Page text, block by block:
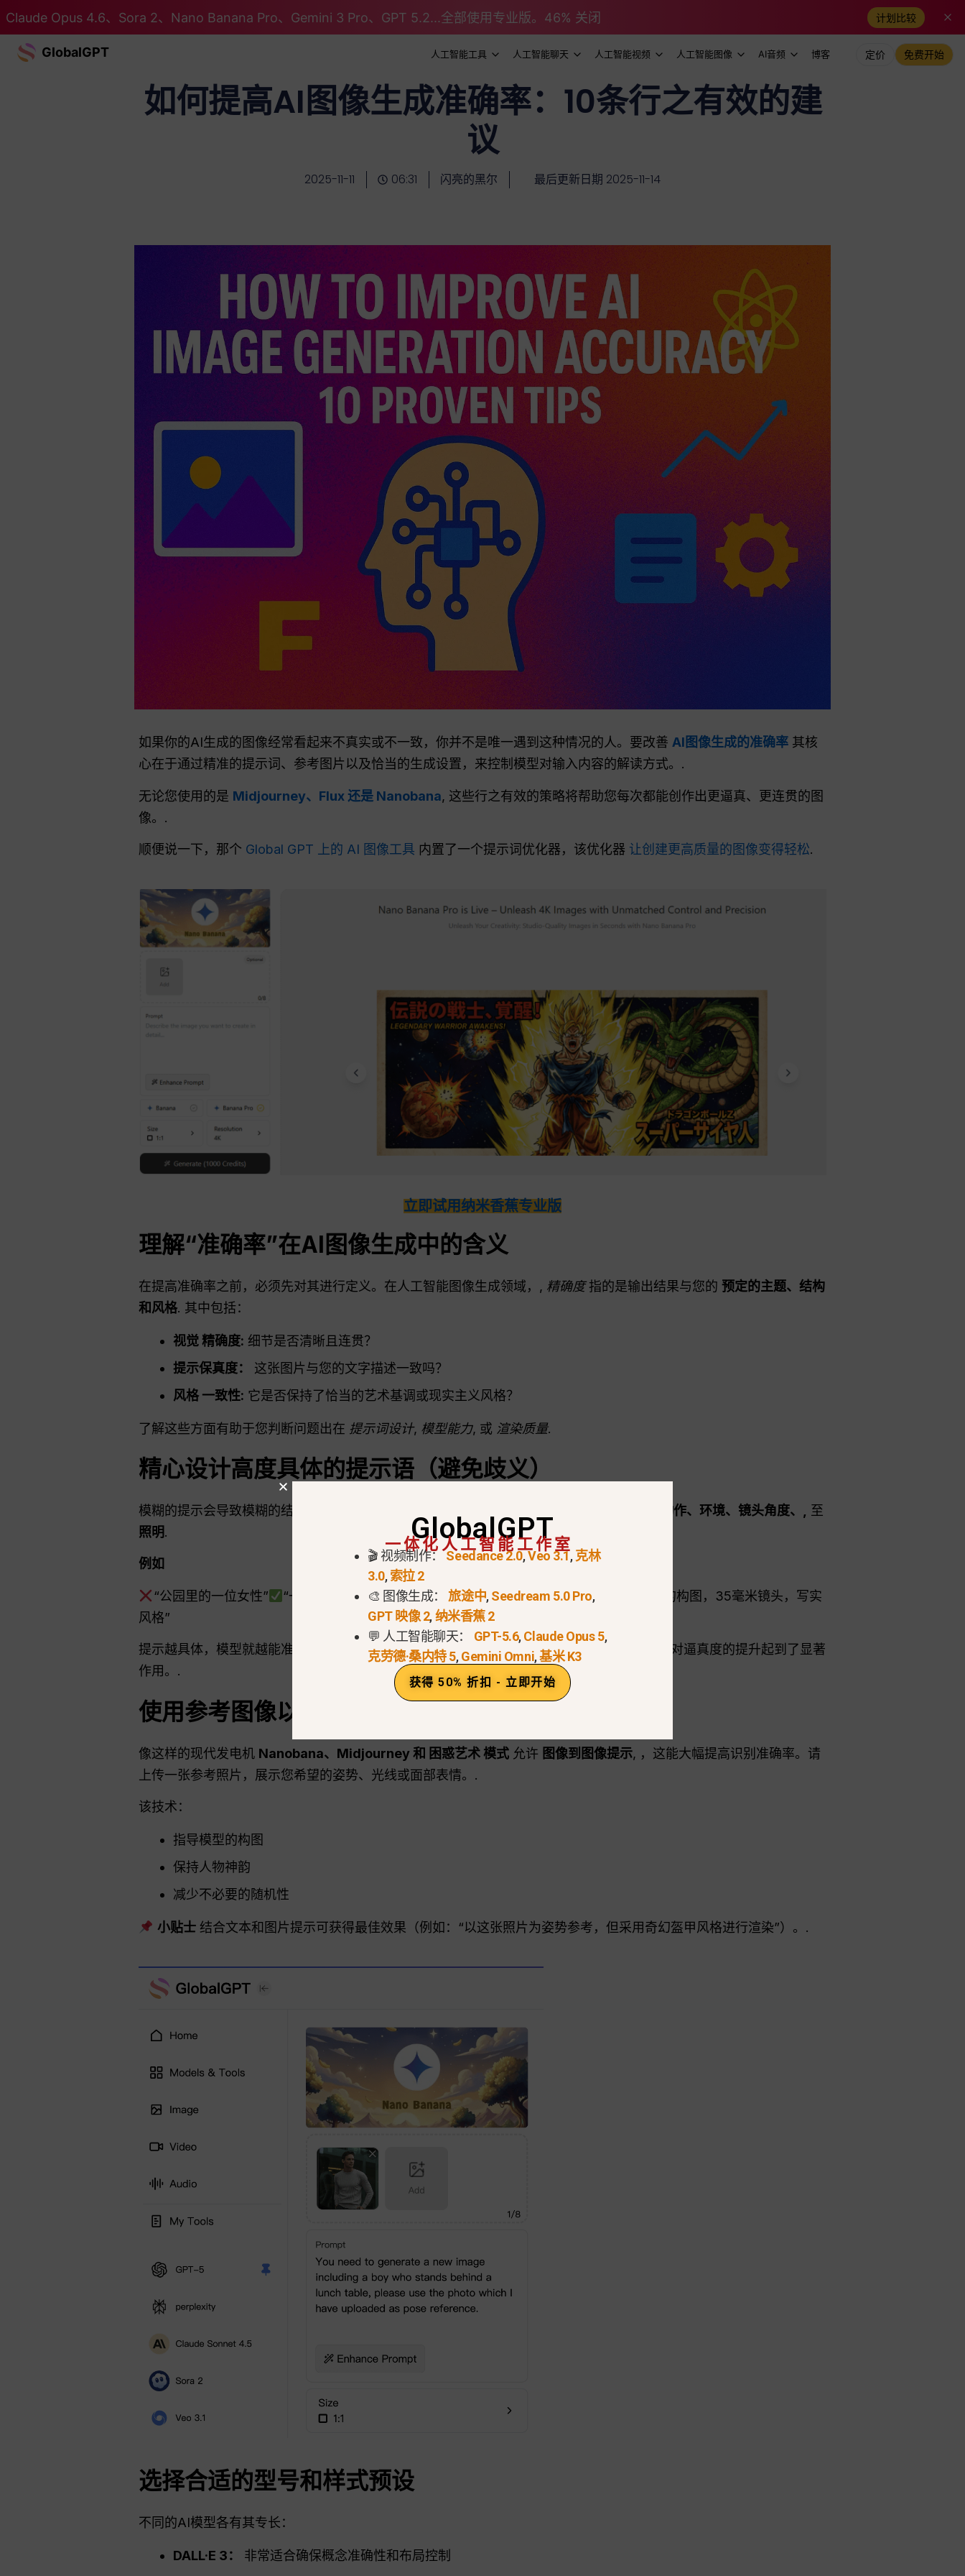
Claude Opus 4.6、Sora 2、Nano Banana Pro、Gemini 3 Pro、GPT 5.2...全部使用专业版。46% 关闭 计划比较
GlobalGPT 人工智能工具 人工智能聊天 人工智能视频 人工智能图像 AI音频 博客 定价 免费开始
如何提高AI图像生成准确率：10条行之有效的建
议
2025-11-11 06:31 闪亮的黑尔 最后更新日期 2025-11-14
如果你的AI生成的图像经常看起来不真实或不一致，你并不是唯一遇到这种情况的人。要改善 AI图像生成的准确率 其核
心在于通过精准的提示词、参考图片以及恰当的生成设置，来控制模型对输入内容的解读方式。.
无论您使用的是 Midjourney、Flux 还是 Nanobana, 这些行之有效的策略将帮助您每次都能创作出更逼真、更连贯的图
像。.
顺便说一下，那个 Global GPT 上的 AI 图像工具 内置了一个提示词优化器，该优化器 让创建更高质量的图像变得轻松.
立即试用纳米香蕉专业版
理解“准确率”在AI图像生成中的含义
在提高准确率之前，必须先对其进行定义。在人工智能图像生成领域，, 精确度指的是输出结果与您的 预定的主题、结构
和风格. 其中包括：
视觉精确度: 细节是否清晰且连贯？
提示保真度：
这张图片与您的文字描述一致吗？
风格 一致性: 它是否保持了恰当的艺术基调或现实主义风格？
了解这些方面有助于您判断问题出在 提示词设计, 模型能力, 或 渲染质量.
精心设计高度具体的提示语（避免歧义）
模糊的提示会导致模糊的结果。为了改进 主题、动作、环境、镜头角度、,
至
照明.
例如
“公园里的一位女性”
“一位年轻女子在阳光明媚的城市公园里慢跑，柔和的晨光，电影般的构图，35毫米镜头，写实
风格”
提示越具体，模型就越能准确执行。在关于使用 Nanobana 制作逼真的产品照片
, 详细的提示对逼真度的提升起到了显著
作用。.
使用参考图像以提高视觉精度
像这样的现代发电机 Nanobana、Midjourney 和 困惑艺术模式 允许 图像到图像提示, ，这能大幅提高识别准确率。请
上传一张参考照片，展示您希望的姿势、光线或面部表情。.
该技术：
指导模型的构图
保持人物神韵
减少不必要的随机性
小贴士结合文本和图片提示可获得最佳效果（例如：“以这张照片为姿势参考，但采用奇幻盔甲风格进行渲染”）。.
选择合适的型号和样式预设
不同的AI模型各有其专长：
DALL·E 3：
非常适合确保概念准确性和布局控制
GlobalGPT
一体化人工智能工作室
🎬 视频制作：Seedance 2.0,Veo 3.1,克林
3.0,索拉 2
🎨 图像生成： 旅途中,Seedream 5.0 Pro,
GPT 映像 2,纳米香蕉 2
💬 人工智能聊天： GPT-5.6,Claude Opus 5,
克劳德·桑内特 5,Gemini Omni,基米 K3
获得 50% 折扣 - 立即开始